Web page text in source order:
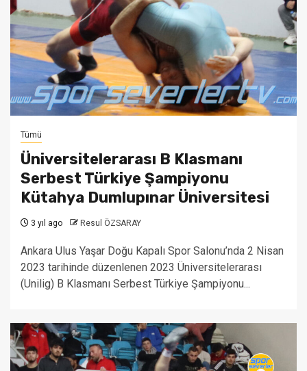
Tümü
Üniversitelerarası B Klasmanı
Serbest Türkiye Şampiyonu
Kütahya Dumlupınar Üniversitesi
3 yıl ago Resul ÖZSARAY
Ankara Ulus Yaşar Doğu Kapalı Spor Salonu’nda 2 Nisan
2023 tarihinde düzenlenen 2023 Üniversitelerarası
(Unilig) B Klasmanı Serbest Türkiye Şampiyonu...